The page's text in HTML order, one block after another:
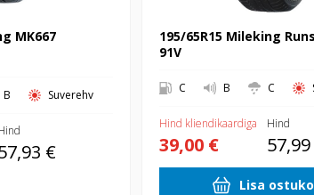
MK667
B Suverehv
€
195/65R15 Mileking
91V
C B C
Hind kliendikaardiga
39,00 €
Hind
Lisa